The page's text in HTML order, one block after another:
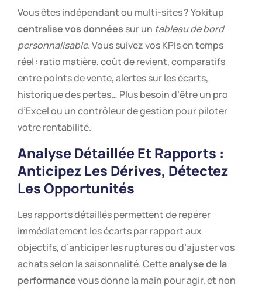
Vous êtes indépendant ou multi-sites ? Yokitup
centralise vos données sur un tableau de bord
personnalisable. Vous suivez vos KPIs en temps
réel : ratio matière, coût de revient, comparatifs
entre points de vente, alertes sur les écarts,
historique des pertes… Plus besoin d’être un pro
d’Excel ou un contrôleur de gestion pour piloter
votre rentabilité.
Analyse Détaillée Et Rapports :
Anticipez Les Dérives, Détectez
Les Opportunités
Les rapports détaillés permettent de repérer
immédiatement les écarts par rapport aux
objectifs, d’anticiper les ruptures ou d’ajuster vos
achats selon la saisonnalité. Cetteanalyse de la
performancevous donne la main pour agir, et non